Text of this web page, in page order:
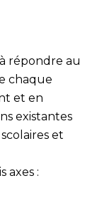
à répondre au
chaque
et en
existantes
et
axes :